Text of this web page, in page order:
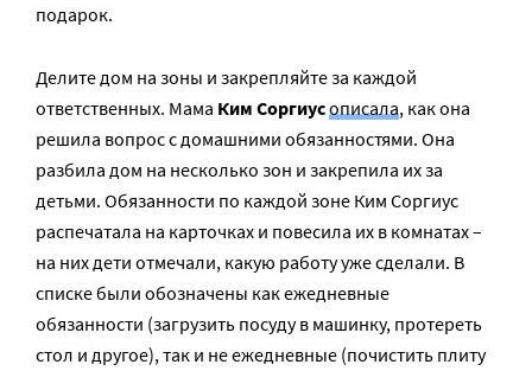
подарок.
Делите дом на зоны и закрепляйте за каждой
ответственных. Мама Ким Соргиусописала, как она
решила вопрос с домашними обязанностями. Она
разбила дом на несколько зон и закрепила их за
детьми. Обязанности по каждой зоне Ким Соргиус
распечатала на карточках и повесила их в комнатах –
на них дети отмечали, какую работу уже сделали. В
списке были обозначены как ежедневные
обязанности (загрузить посуду в машинку, протереть
стол и другое), так и не ежедневные (почистить плиту